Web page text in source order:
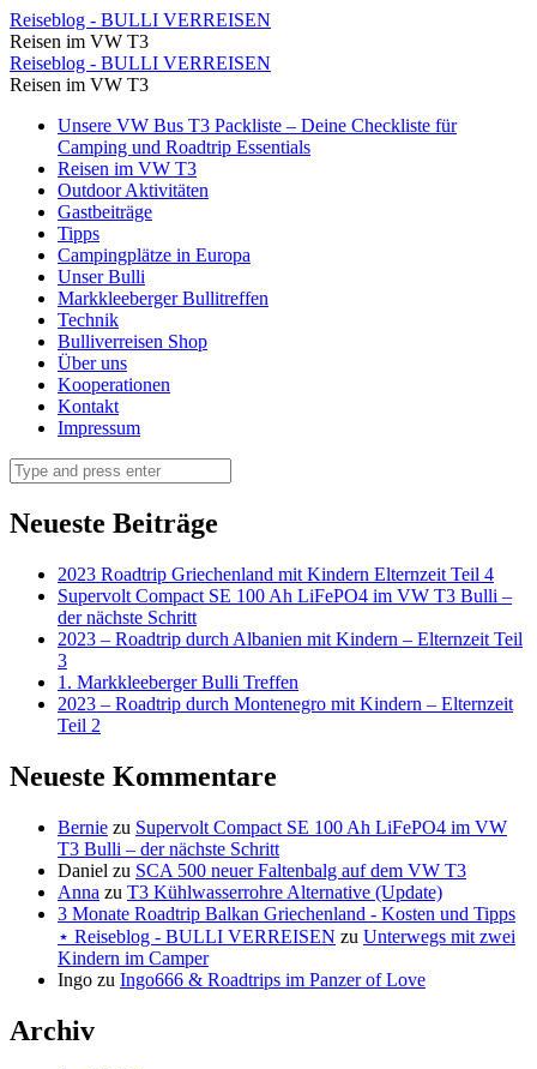
Flora
schaut
schon
mal
der
Einstieg
für
uns
passt
Reiseblog
BULLI
VERREISEN
Reiseblog - BULLI VERREISEN
Reisen im VW T3
Flora
schaut
schon
mal
der
Einstieg
für
uns
passt
Reiseblog
-
BULLI
VERREISEN
Reiseblog - BULLI VERREISEN
Reisen im VW T3
Skip
content
Unsere VW Bus T3 Packliste – Deine Checkliste für
Camping und Roadtrip Essentials
Reisen im VW T3
Outdoor Aktivitäten
Gastbeiträge
Tipps
Campingplätze in Europa
Unser Bulli
Markkleeberger Bullitreffen
Technik
Bulliverreisen Shop
Über uns
Kooperationen
Kontakt
Impressum
Search
Neueste Beiträge
2023 Roadtrip Griechenland mit Kindern Elternzeit Teil 4
Supervolt Compact SE 100 Ah LiFePO4 im VW T3 Bulli –
der nächste Schritt
2023 – Roadtrip durch Albanien mit Kindern – Elternzeit Teil
3
1. Markkleeberger Bulli Treffen
2023 – Roadtrip durch Montenegro mit Kindern – Elternzeit
Teil 2
Neueste Kommentare
Bernie zu Supervolt Compact SE 100 Ah LiFePO4 im VW
T3 Bulli – der nächste Schritt
Daniel zu SCA 500 neuer Faltenbalg auf dem VW T3
Anna zu T3 Kühlwasserrohre Alternative (Update)
3 Monate Roadtrip Balkan Griechenland - Kosten und Tipps
⋆ Reiseblog - BULLI VERREISEN zu Unterwegs mit zwei
Kindern im Camper
Ingo zu Ingo666 & Roadtrips im Panzer of Love
Archiv